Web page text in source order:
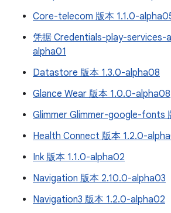
Core-telecom 版本 1.1.0-
凭据 Credentials-play-services-
alpha01
Datastore 版本 1.3.0-alpha08
Glance Wear 版本 1.0.0-alpha08
Glimmer Glimmer-google-fonts
Health Connect 版本 1.2.0-
Ink 版本 1.1.0-alpha02
Navigation 版本 2.10.0-alpha03
Navigation3 版本 1.2.0-alpha02